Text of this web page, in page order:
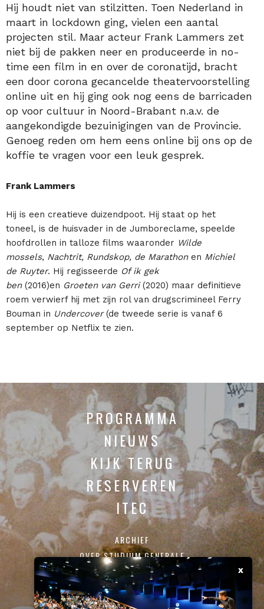
Hij houdt niet van stilzitten. Toen Nederland in
maart in lockdown ging, vielen een aantal
projecten stil. Maar acteur Frank Lammers zet
niet bij de pakken neer en produceerde in no-
time een film in en over de coronatijd, bracht
een door corona gecancelde theatervoorstelling
online uit en hij ging ook nog eens de barricaden
op voor cultuur in Noord-Brabant n.a.v. de
aangekondigde bezuinigingen van de Provincie.
Genoeg reden om hem eens online bij ons op de
koffie te vragen voor een leuk gesprek.
Frank Lammers
Hij is een creatieve duizendpoot. Hij staat op het
toneel, is de huisvader in de Jumboreclame, speelde
hoofdrollen in talloze films waaronder Wilde
mossels, Nachtrit, Rundskop, de Marathonen Michiel
de Ruyter. Hij regisseerde Of ik gek
ben(2016)en Groeten van Gerri(2020) maar definitieve
roem verwierf hij met zijn rol van drugscrimineel Ferry
Bouman in Undercover(de tweede serie is vanaf 6
september op Netflix te zien.
PROGRAMMA
NIEUWS
KIJK TERUG
RESERVEREN
ITEC
ARCHIEF
OVER STUDIUM GENERALE
CONTACT
SCHRIJF JE IN VOOR ONZE NIEUWSBRIEF:
x